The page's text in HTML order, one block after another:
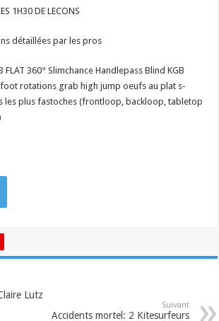
1H30 DE LECONS
détaillées par les pros
FLAT 360° Slimchance Handlepass Blind KGB
rotations grab high jump oeufs au plat s-
les plus fastoches (frontloop, backloop, tabletop
Lutz
Suivant
Accidents mortel: 2 Kitesurfeurs